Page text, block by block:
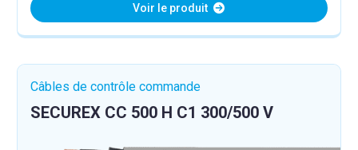
Voir le produit
Câbles de contrôle commande
SECUREX CC 500 H C1 300/500 V